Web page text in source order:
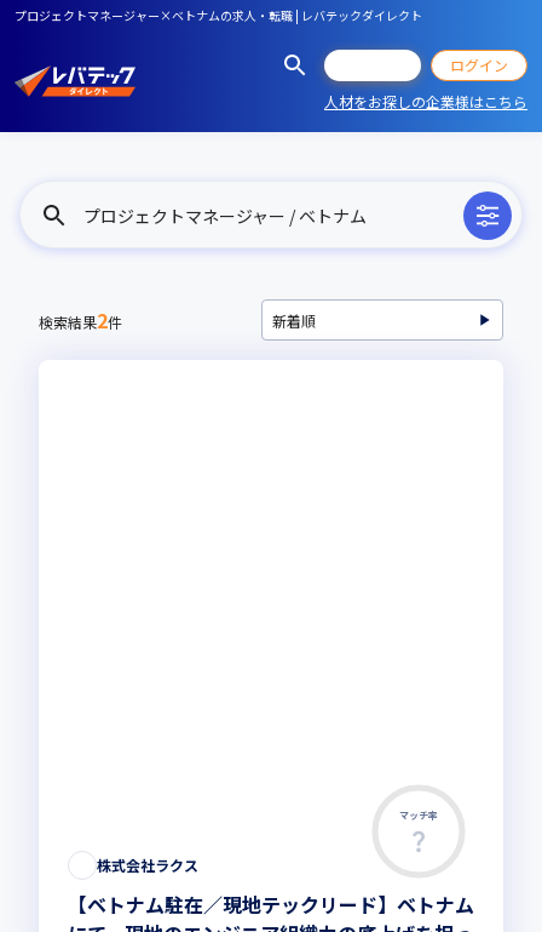
プロジェクトマネージャー×ベトナムの求人・転職 | レバテックダイレクト
ログイン
人材をお探しの企業様はこちら
プロジェクトマネージャー / ベトナム
検索結果2件
マッチ率
株式会社ラクス
【ベトナム駐在／現地テックリード】ベトナム